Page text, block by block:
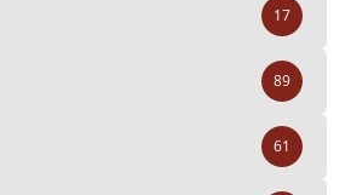
17
89
61